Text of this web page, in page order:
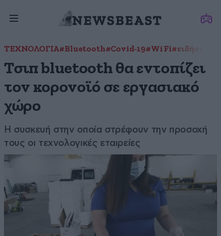
ΤΕΧΝΟΛΟΓΙΑ#Bluetooth#Covid-19#Wi Fi#ειδήσεις
Τσιπ bluetooth θα εντοπίζει
τον κορονοϊό σε εργασιακό
χώρο
Η συσκευή στην οποία στρέφουν την προσοχή
τους οι τεχνολογικές εταιρείες